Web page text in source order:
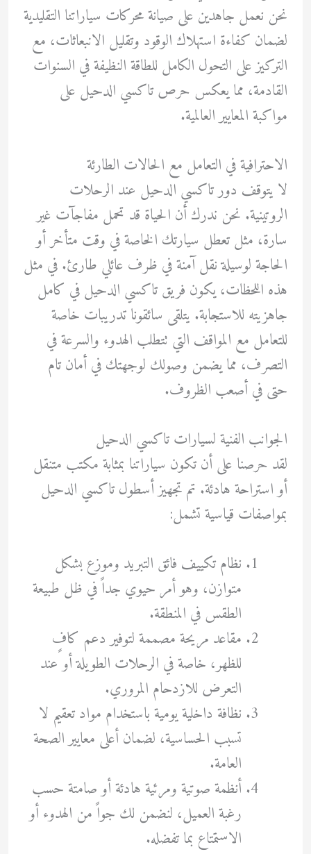
نحن نعمل جاهدين على صيانة محركات سياراتنا التقليدية
لضمان كفاءة استهلاك الوقود وتقليل الانبعاثات، مع
التركيز على التحول الكامل للطاقة النظيفة في السنوات
القادمة، مما يعكس حرص تاكسي الدحيل على
مواكبة المعايير العالمية.
الاحترافية في التعامل مع الحالات الطارئة
لا يتوقف دور تاكسي الدحيل عند الرحلات
الروتينية. نحن ندرك أن الحياة قد تحمل مفاجآت غير
سارة، مثل تعطل سيارتك الخاصة في وقت متأخر أو
الحاجة لوسيلة نقل آمنة في ظرف عائلي طارئ. في مثل
هذه اللحظات، يكون فريق تاكسي الدحيل في كامل
جاهزيته للاستجابة. يتلقى سائقونا تدريبات خاصة
للتعامل مع المواقف التي تتطلب الهدوء والسرعة في
التصرف، مما يضمن وصولك لوجهتك في أمان تام
حتى في أصعب الظروف.
الجوانب الفنية لسيارات تاكسي الدحيل
لقد حرصنا على أن تكون سياراتنا بمثابة مكتب متنقل
أو استراحة هادئة. تم تجهيز أسطول تاكسي الدحيل
بمواصفات قياسية تشمل:
نظام تكييف فائق التبريد وموزع بشكل
متوازن، وهو أمر حيوي جداً في ظل طبيعة
الطقس في المنطقة.
مقاعد مريحة مصممة لتوفير دعم كافٍ
للظهر، خاصة في الرحلات الطويلة أو عند
التعرض للازدحام المروري.
نظافة داخلية يومية باستخدام مواد تعقيم لا
تسبب الحساسية، لضمان أعلى معايير الصحة
العامة.
أنظمة صوتية ومرئية هادئة أو صامتة حسب
رغبة العميل، لنضمن لك جواً من الهدوء أو
الاستمتاع بما تفضله.